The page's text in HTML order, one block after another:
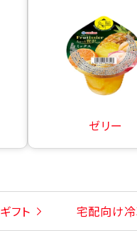
ゼリー
ギフト 宅配向け冷